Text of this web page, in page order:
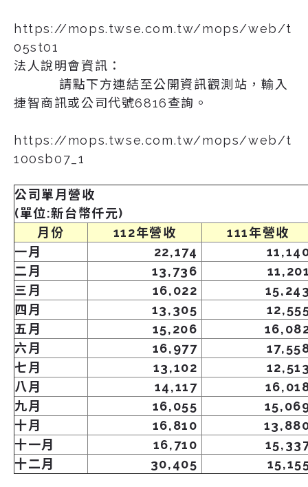
https://mops.twse.com.tw/mops/web/t
05st01
法人說明會資訊：
請點下方連結至公開資訊觀測站，輸入
捷智商訊或公司代號6816查詢。
https://mops.twse.com.tw/mops/web/t
100sb07_1
公司單月營收
(單位:新台幣仟元)
月份
112年營收 111年營收
一月
22,174
二月
13,736
三月
16,022
四月
13,305
五月
15,206
六月
16,977
七月
13,102
八月
14,117
九月
16,055
十月
16,810
十一月
16,710
十二月
30,405